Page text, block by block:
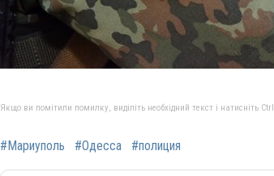
Якщо ви помітили помилку, виділіть необхідний текст і натисніть
#Мариуполь #Одесса #полиция